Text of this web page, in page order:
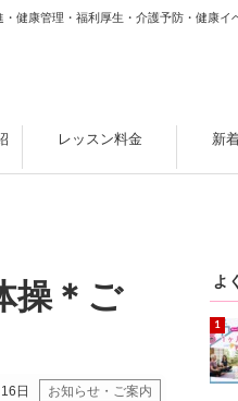
健康管理・福利厚生・介護予防・健康イ
レッスン料金 新
操＊ご
日 お知らせ・ご案内
よ